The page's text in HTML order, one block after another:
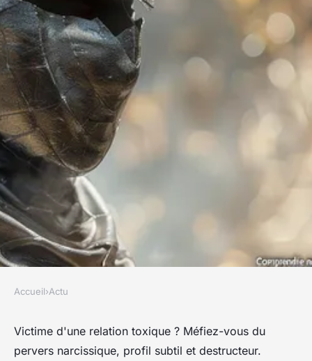
Comprendre le pervers
Accueil›Actu
Victime d'une relation toxique ? Méfiez-vous du
pervers narcissique, profil subtil et destructeur.